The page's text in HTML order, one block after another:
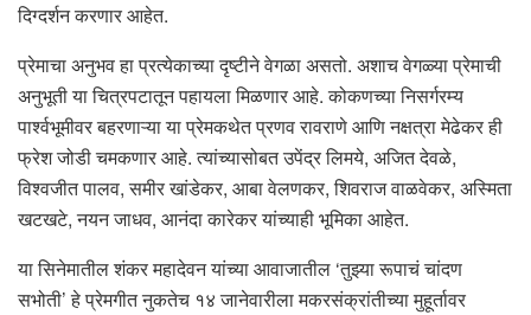
दिग्दर्शन करणार आहेत.
प्रेमाचा अनुभव हा प्रत्येकाच्या दृष्टीने वेगळा असतो. अशाच वेगळ्या प्रेमाची
अनुभूती या चित्रपटातून पहायला मिळणार आहे. कोकणच्या निसर्गरम्य
पार्श्वभूमीवर बहरणाऱ्या या प्रेमकथेत प्रणव रावराणे आणि नक्षत्रा मेढेकर ही
फ्रेश जोडी चमकणार आहे. त्यांच्यासोबत उपेंद्र लिमये, अजित देवळे,
विश्वजीत पालव, समीर खांडेकर, आबा वेलणकर, शिवराज वाळवेकर, अस्मिता
खटखटे, नयन जाधव, आनंदा कारेकर यांच्याही भूमिका आहेत.
या सिनेमातील शंकर महादेवन यांच्या आवाजातील ‘तुझ्या रूपाचं चांदण
सभोती’ हे प्रेमगीत नुकतेच १४ जानेवारीला मकरसंक्रांतीच्या मुहूर्तावर